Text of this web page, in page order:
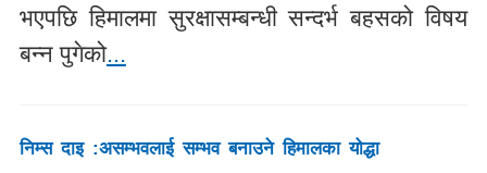
भएपछि हिमालमा सुरक्षासम्बन्धी सन्दर्भ बहसको विषय
बन्न पुगेको...
निम्स दाइ :असम्भवलाई सम्भव बनाउने हिमालका योद्धा